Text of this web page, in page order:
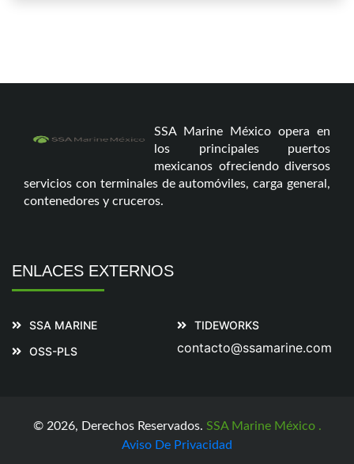
SSA Marine México opera en
los principales puertos
mexicanos ofreciendo diversos
servicios con terminales de automóviles, carga general,
contenedores y cruceros.
ENLACES EXTERNOS
SSA MARINE
TIDEWORKS
OSS-PLS
contacto@ssamarine.com
© 2026, Derechos Reservados. SSA Marine México .
Aviso De Privacidad